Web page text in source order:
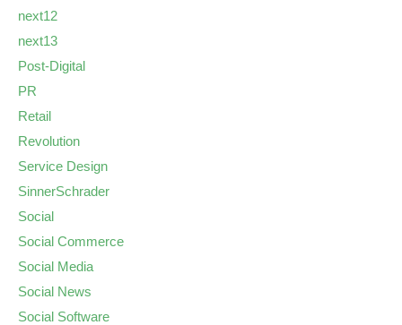
next12
next13
Post-Digital
PR
Retail
Revolution
Service Design
SinnerSchrader
Social
Social Commerce
Social Media
Social News
Social Software